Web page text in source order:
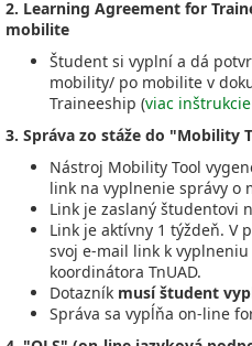
2. Learning Agreement for
mobilite
Študent si vyplní a dá
mobility/ po mobilite v
Traineeship (viac inštrukcie
3. Správa zo stáže do "Mobility
Nástroj Mobility Tool
link na vyplnenie správy o
Link je zaslaný študentovi
Link je aktívny 1 týždeň. V
svoj e-mail link k
koordinátora TnUAD.
Dotazník musí študent
Správa sa vypĺňa on-line